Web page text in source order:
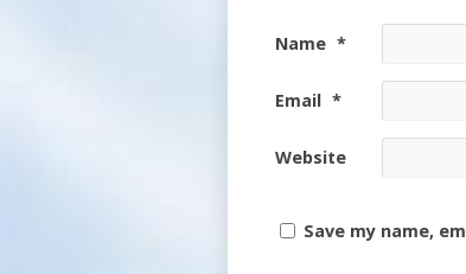
Name *
Email *
Website
Save my name,